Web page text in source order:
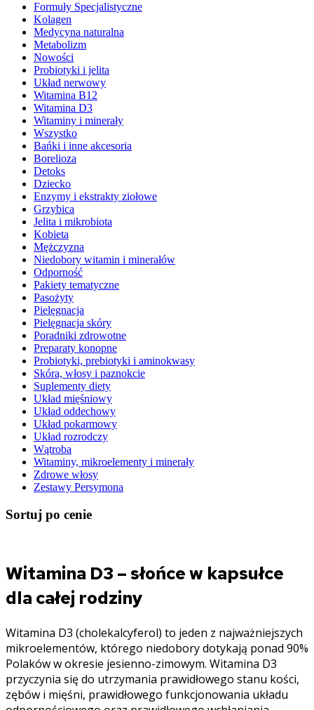
Formuły Specjalistyczne
Kolagen
Medycyna naturalna
Metabolizm
Nowości
Probiotyki i jelita
Układ nerwowy
Witamina B12
Witamina D3
Witaminy i minerały
Wszystko
Bańki i inne akcesoria
Borelioza
Detoks
Dziecko
Enzymy i ekstrakty ziołowe
Grzybica
Jelita i mikrobiota
Kobieta
Mężczyzna
Niedobory witamin i minerałów
Odporność
Pakiety tematyczne
Pasożyty
Pielęgnacja
Pielęgnacja skóry
Poradniki zdrowotne
Preparaty konopne
Probiotyki, prebiotyki i aminokwasy
Skóra, włosy i paznokcie
Suplementy diety
Układ mięśniowy
Układ oddechowy
Układ pokarmowy
Układ rozrodczy
Wątroba
Witaminy, mikroelementy i minerały
Zdrowe włosy
Zestawy Persymona
Sortuj po cenie
Witamina D3 – słońce w kapsułce
dla całej rodziny
Witamina D3 (cholekalcyferol) to jeden z najważniejszych
mikroelementów, którego niedobory dotykają ponad 90%
Polaków w okresie jesienno-zimowym. Witamina D3
przyczynia się do utrzymania prawidłowego stanu kości,
zębów i mięśni, prawidłowego funkcjonowania układu